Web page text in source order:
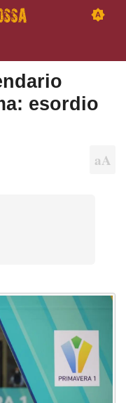
esordio